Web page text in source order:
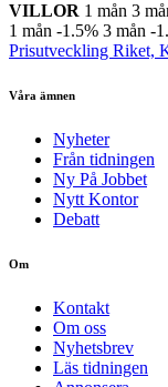
VILLOR 1 mån 3
1 mån -1.5% 3 mån -
Prisutveckling Riket,
Våra ämnen
Nyheter
Från tidningen
Ny På Jobbet
Nytt Kontor
Debatt
Om
Kontakt
Om oss
Nyhetsbrev
Läs tidningen